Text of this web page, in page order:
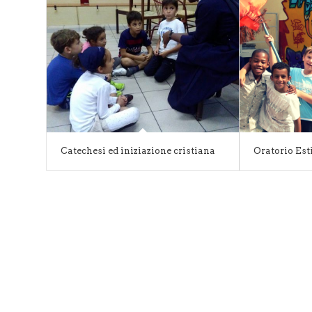
Catechesi ed iniziazione cristiana Oratorio